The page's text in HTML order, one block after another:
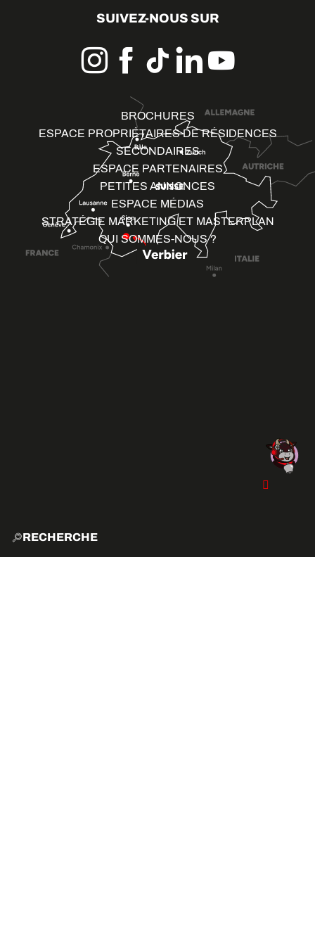
RECHERCHE
SUIVEZ-NOUS SUR
BROCHURES
ESPACE PROPRIÉTAIRES DE RÉSIDENCES
SECONDAIRES
ESPACE PARTENAIRES
PETITES ANNONCES
ESPACE MÉDIAS
STRATÉGIE MARKETING ET MASTERPLAN
QUI SOMMES-NOUS ?